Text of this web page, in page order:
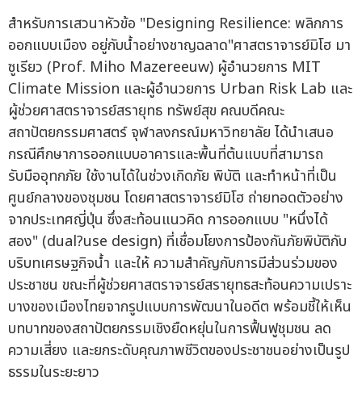
สำหรับการเสวนาหัวข้อ "Designing Resilience: พลิกการ
ออกแบบเมือง อยู่กับน้ำอย่างชาญฉลาด"ศาสตราจารย์มิโฮ มา
ซูเรียว (Prof. Miho Mazereeuw) ผู้อำนวยการ MIT
Climate Mission และผู้อำนวยการ Urban Risk Lab และ
ผู้ช่วยศาสตราจารย์สรายุทธ ทรัพย์สุข คณบดีคณะ
สถาปัตยกรรมศาสตร์ จุฬาลงกรณ์มหาวิทยาลัย ได้นำเสนอ
กรณีศึกษาการออกแบบอาคารและพื้นที่ต้นแบบที่สามารถ
รับมืออุทกภัย ใช้งานได้ในช่วงเกิดภัย พิบัติ และทำหน้าที่เป็น
ศูนย์กลางของชุมชน โดยศาสตราจารย์มิโฮ ถ่ายทอดตัวอย่าง
จากประเทศญี่ปุ่น ซึ่งสะท้อนแนวคิด การออกแบบ "หนึ่งได้
สอง" (dual?use design) ที่เชื่อมโยงการป้องกันภัยพิบัติกับ
บริบทเศรษฐกิจน้ำ และให้ ความสำคัญกับการมีส่วนร่วมของ
ประชาชน ขณะที่ผู้ช่วยศาสตราจารย์สรายุทธสะท้อนความเปราะ
บางของเมืองไทยจากรูปแบบการพัฒนาในอดีต พร้อมชี้ให้เห็น
บทบาทของสถาปัตยกรรมเชิงยืดหยุ่นในการฟื้นฟูชุมชน ลด
ความเสี่ยง และยกระดับคุณภาพชีวิตของประชาชนอย่างเป็นรูป
ธรรมในระยะยาว